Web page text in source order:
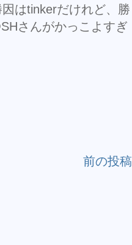
はtinkerだけれど、勝
さんがかっこよすぎ
前の投稿